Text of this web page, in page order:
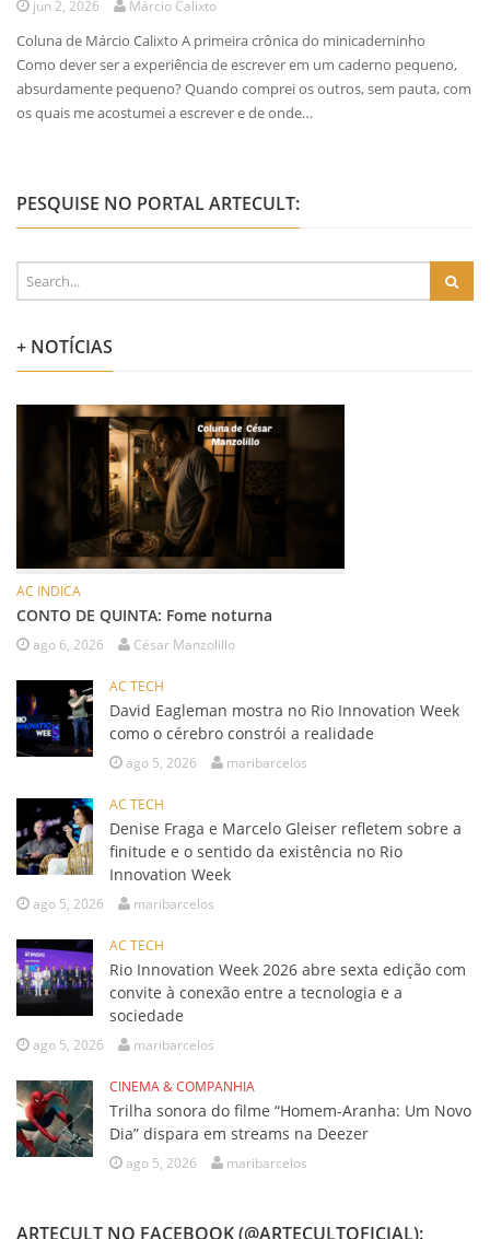
jun 2, 2026 Márcio Calixto
Coluna de Márcio Calixto A primeira crônica do minicaderninho
Como dever ser a experiência de escrever em um caderno pequeno,
absurdamente pequeno? Quando comprei os outros, sem pauta, com
os quais me acostumei a escrever e de onde…
PESQUISE NO PORTAL ARTECULT:
+ NOTÍCIAS
AC INDICA
CONTO DE QUINTA: Fome noturna
ago 6, 2026 César Manzolillo
AC TECH
David Eagleman mostra no Rio Innovation Week
como o cérebro constrói a realidade
ago 5, 2026 maribarcelos
AC TECH
Denise Fraga e Marcelo Gleiser refletem sobre a
finitude e o sentido da existência no Rio
Innovation Week
ago 5, 2026 maribarcelos
AC TECH
Rio Innovation Week 2026 abre sexta edição com
convite à conexão entre a tecnologia e a
sociedade
ago 5, 2026 maribarcelos
CINEMA & COMPANHIA
Trilha sonora do filme “Homem-Aranha: Um Novo
Dia” dispara em streams na Deezer
ago 5, 2026 maribarcelos
ARTECULT NO FACEBOOK (@ARTECULTOFICIAL):